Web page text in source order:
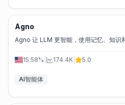
Agno
Agno 让 LLM 更智能，使用记忆、知识
15.58% 174.4K 5.0
AI智能体